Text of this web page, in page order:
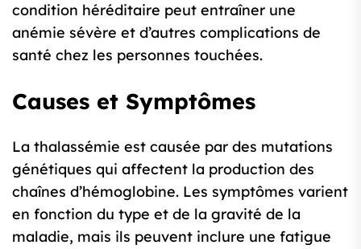
condition héréditaire peut entraîner une
anémie sévère et d’autres complications de
santé chez les personnes touchées.
Causes et Symptômes
La thalassémie est causée par des mutations
génétiques qui affectent la production des
chaînes d’hémoglobine. Les symptômes varient
en fonction du type et de la gravité de la
maladie, mais ils peuvent inclure une fatigue